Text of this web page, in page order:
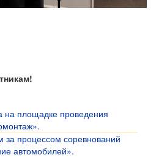
на площадке проведения
процессом соревнований
автомобилей».